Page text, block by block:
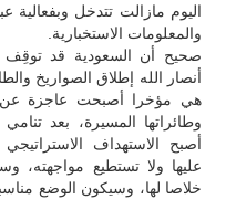
اليوم مازالت تتدخل وبفعالية
والمعلومات الاستخبارية.
صحيح أن السعودية قد توقِف
أنصار الله إطلاق الصواريخ
هي مؤخرا أصبحت عاجزة عن
وطائراتها المسيرة، بعد
أصبح الاستهداف
عليها ولا تستطيع مواجهته،
خلاصا لها، وسيكون الوضع